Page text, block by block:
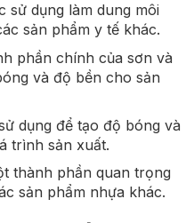
sử dụng làm dung môi
sản phẩm y tế khác.
phần chính của sơn và
và độ bền cho sản
dụng để tạo độ bóng và
trình sản xuất.
thành phần quan trọng
sản phẩm nhựa khác.